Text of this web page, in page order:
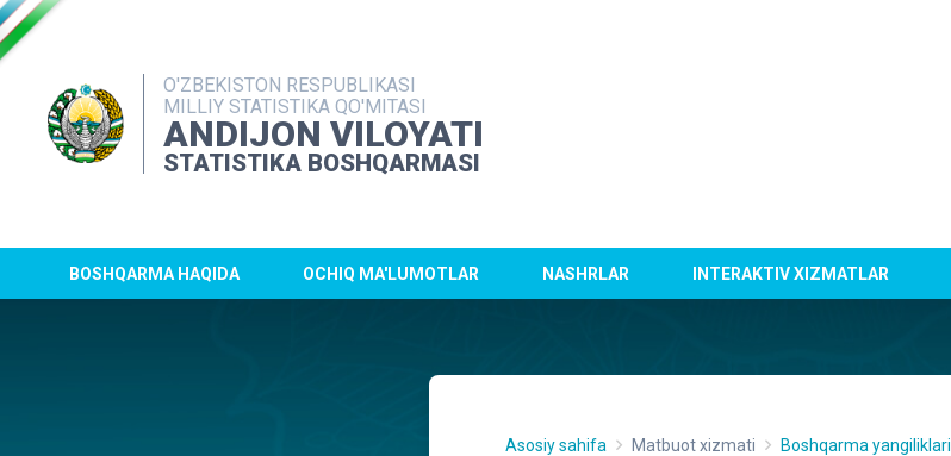
O'ZBEKISTON RESPUBLIKASI
MILLIY STATISTIKA QO'MITASI
ANDIJON VILOYATI
STATISTIKA BOSHQARMASI
BOSHQARMA HAQIDA OCHIQ MA'LUMOTLAR NASHRLAR INTERAKTIV XIZMATLAR
Asosiy sahifa Matbuot xizmati Boshqarma yangiliklari